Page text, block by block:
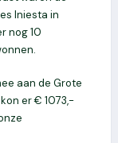
Iniesta in
nog 10
aan de Grote
er € 1073,-